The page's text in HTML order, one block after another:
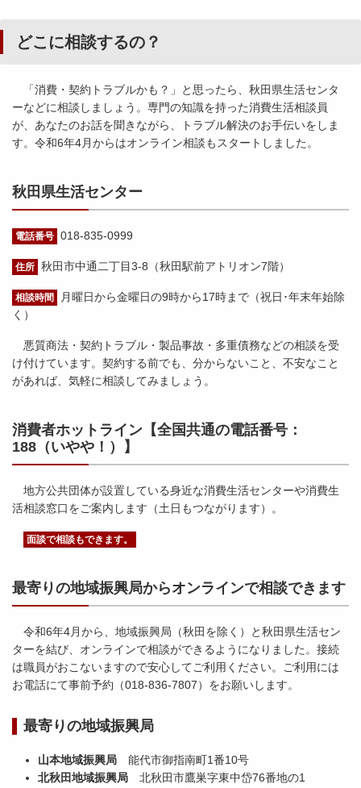
どこに相談するの？
「消費・契約トラブルかも？」と思ったら、秋田県生活センタ
ーなどに相談しましょう。専門の知識を持った消費生活相談員
が、あなたのお話を聞きながら、トラブル解決のお手伝いをしま
す。令和6年4月からはオンライン相談もスタートしました。
秋田県生活センター
電話番号 018-835-0999
住所 秋田市中通二丁目3-8（秋田駅前アトリオン7階）
相談時間
月曜日から金曜日の9時から17時まで（祝日･年末年始除
く）
悪質商法・契約トラブル・製品事故・多重債務などの相談を受
け付けています。契約する前でも、分からないこと、不安なこと
があれば、気軽に相談してみましょう。
消費者ホットライン【全国共通の電話番号：
188（いやや！）】
地方公共団体が設置している身近な消費生活センターや消費生
活相談窓口をご案内します（土日もつながります）。
面談で相談もできます。
最寄りの地域振興局からオンラインで相談できます
令和6年4月から、地域振興局（秋田を除く）と秋田県生活セン
ターを結び、オンラインで相談ができるようになりました。接続
は職員がおこないますので安心してご利用ください。ご利用には
お電話にて事前予約（018-836-7807）をお願いします。
最寄りの地域振興局
山本地域振興局 能代市御指南町1番10号
北秋田地域振興局 北秋田市鷹巣字東中岱76番地の1